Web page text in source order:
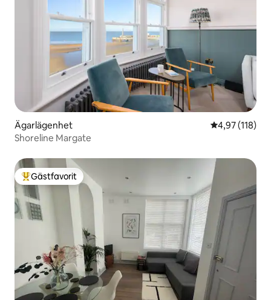
Ägarlägenhet 4,97 av 5 i
4,97 (118)
Shoreline Margate
Populär gästfavorit
Gästfavorit